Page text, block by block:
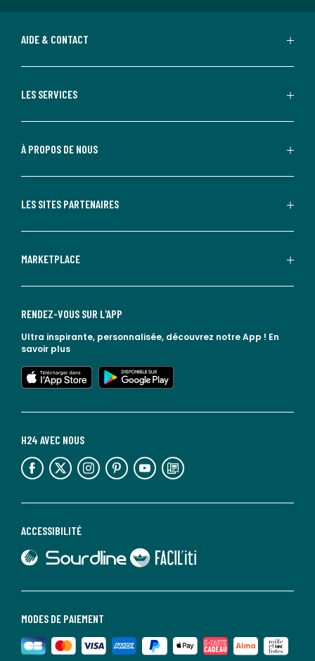
AIDE & CONTACT
LES SERVICES
À PROPOS DE NOUS
LES SITES PARTENAIRES
MARKETPLACE
MODES DE PAIEMENT
ACCESSIBILITÉ
lien vers Faciliti
H24 AVEC NOUS
lien vers l'espace réseaux sociaux lien vers l'espace réseaux sociaux lien vers l'espace réseaux sociaux lien vers l'espace réseaux sociaux lien vers l'espace réseaux sociaux lien vers le blog la redoute
RENDEZ-VOUS SUR L'APP
Ultra inspirante, personnalisée, découvrez notre App ! En
savoir plus
lien vers l'app store
lien vers google play